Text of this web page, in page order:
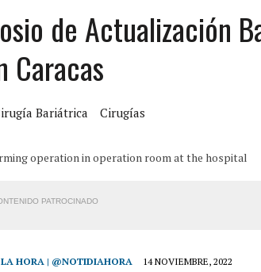
LA INCREÍBLE FORMA EN LA QUE SOBREVIVIÓ UN HOMBRE Y SU
FUGA DE GAS GENERÓ EXPLOSIÓN EN LOCAL COMERCIAL DE
YARACUY: ASESINARON DOS HOMBRES EL MISMO DÍA EN
de Actualización
Caracas
Bariátrica Cirugías
operation in operation room at the hospital
PATROCINADO
HORA | @NOTIDIAHORA 14 NOVIEMBRE, 2022